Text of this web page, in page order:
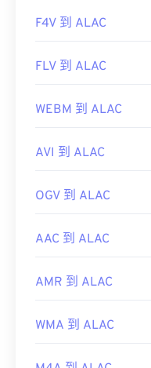
F4V 到 ALAC
FLV 到 ALAC
WEBM 到 ALAC
AVI 到 ALAC
OGV 到 ALAC
AAC 到 ALAC
AMR 到 ALAC
WMA 到 ALAC